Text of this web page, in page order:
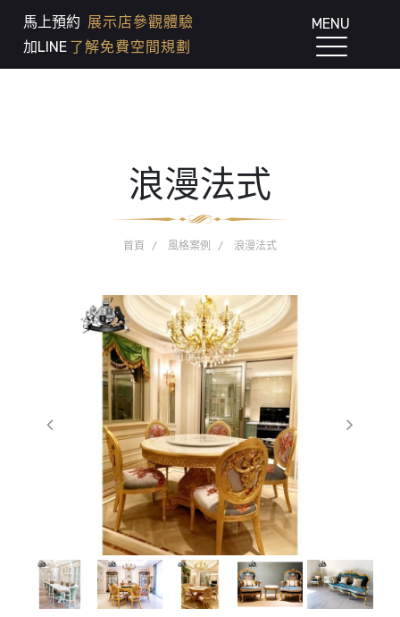
MENU
馬上預約 展示店參觀體驗
加LINE 了解免費空間規劃
浪漫法式
首頁 風格案例 浪漫法式